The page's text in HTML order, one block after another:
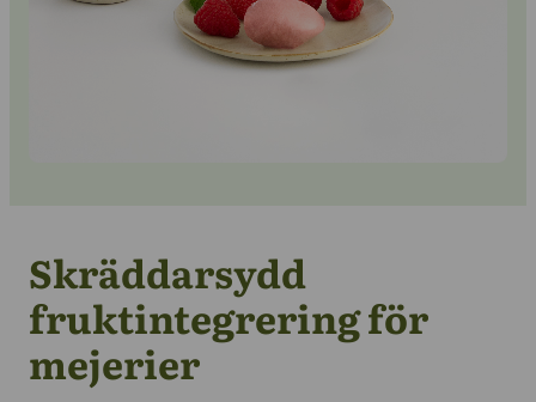
Skräddarsydd
fruktintegrering för
mejerier